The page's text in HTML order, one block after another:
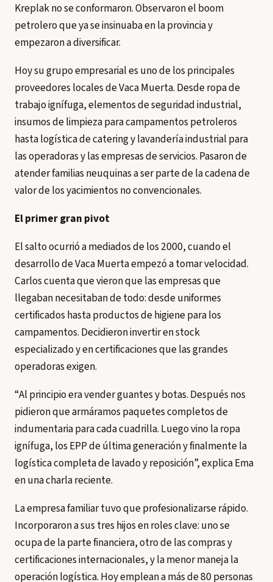
Kreplak no se conformaron. Observaron el boom
petrolero que ya se insinuaba en la provincia y
empezaron a diversificar.
Hoy su grupo empresarial es uno de los principales
proveedores locales de Vaca Muerta. Desde ropa de
trabajo ignífuga, elementos de seguridad industrial,
insumos de limpieza para campamentos petroleros
hasta logística de catering y lavandería industrial para
las operadoras y las empresas de servicios. Pasaron de
atender familias neuquinas a ser parte de la cadena de
valor de los yacimientos no convencionales.
El primer gran pivot
El salto ocurrió a mediados de los 2000, cuando el
desarrollo de Vaca Muerta empezó a tomar velocidad.
Carlos cuenta que vieron que las empresas que
llegaban necesitaban de todo: desde uniformes
certificados hasta productos de higiene para los
campamentos. Decidieron invertir en stock
especializado y en certificaciones que las grandes
operadoras exigen.
“Al principio era vender guantes y botas. Después nos
pidieron que armáramos paquetes completos de
indumentaria para cada cuadrilla. Luego vino la ropa
ignífuga, los EPP de última generación y finalmente la
logística completa de lavado y reposición”, explica Ema
en una charla reciente.
La empresa familiar tuvo que profesionalizarse rápido.
Incorporaron a sus tres hijos en roles clave: uno se
ocupa de la parte financiera, otro de las compras y
certificaciones internacionales, y la menor maneja la
operación logística. Hoy emplean a más de 80 personas